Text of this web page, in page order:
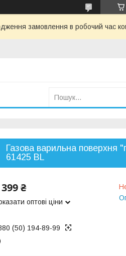
замовлення в робочий час
Газова варильна поверхня
61425 BL
₴
оптові ціни
(50) 194-89-99